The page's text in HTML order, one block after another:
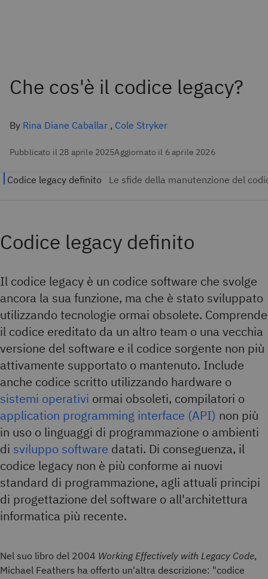
Che cos'è il codice legacy?
By Rina Diane Caballar , Cole Stryker
Pubblicato il 28 aprile 2025Aggiornato il 6 aprile 2026
Codice legacy definito
Il codice legacy è un codice software che svolge
ancora la sua funzione, ma che è stato sviluppato
utilizzando tecnologie ormai obsolete. Comprende
il codice ereditato da un altro team o una vecchia
versione del software e il codice sorgente non più
attivamente supportato o mantenuto. Include
anche codice scritto utilizzando hardware o
sistemi operativi ormai obsoleti, compilatori o
application programming interface (API) non più
in uso o linguaggi di programmazione o ambienti
di sviluppo software datati. Di conseguenza, il
codice legacy non è più conforme ai nuovi
standard di programmazione, agli attuali principi
di progettazione del software o all'architettura
informatica più recente.
Nel suo libro del 2004 Working Effectively with Legacy Code,
Michael Feathers ha offerto un'altra descrizione: "codice